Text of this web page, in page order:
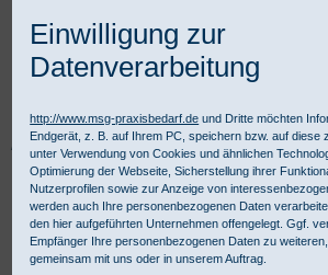
Praxisbedarf Shop Hygiene
Medizinische
OP-Bekleidung
OP-Hauben Sentinex® Astro
Einwilligung zur
Datenverarbeitung
http://www.msg-praxisbedarf.de und Dritte möchten
Endgerät, z. B. auf Ihrem PC, speichern bzw. auf diese
unter Verwendung von Cookies und ähnlichen
Optimierung der Webseite, Sicherstellung ihrer
Nutzerprofilen sowie zur Anzeige von
werden auch Ihre personenbezogenen Daten
den hier aufgeführten Unternehmen offengelegt. Ggf.
Empfänger Ihre personenbezogenen Daten zu
gemeinsam mit uns oder in unserem Auftrag.